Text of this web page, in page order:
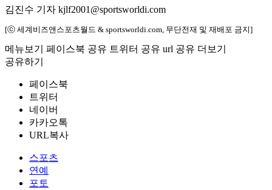
김진수 기자 kjlf2001@sportsworldi.com
[ⓒ 세계비즈앤스포츠월드 & sportsworldi.com, 무단전재 및 재배포 금지]
메뉴보기 페이스북 공유 트위터 공유 url 공유 더보기
공유하기
페이스북
트위터
네이버
카카오톡
URL복사
스포츠
연예
포토